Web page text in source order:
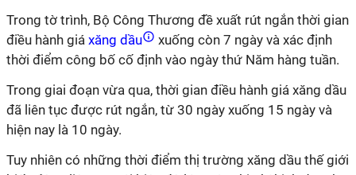
Trong tờ trình, Bộ Công Thương đề xuất rút ngắn thời gian
điều hành giá xăng dầu
xuống còn 7 ngày và xác định
thời điểm công bố cố định vào ngày thứ Năm hàng tuần.
Trong giai đoạn vừa qua, thời gian điều hành giá xăng dầu
đã liên tục được rút ngắn, từ 30 ngày xuống 15 ngày và
hiện nay là 10 ngày.
Tuy nhiên có những thời điểm thị trường xăng dầu thế giới